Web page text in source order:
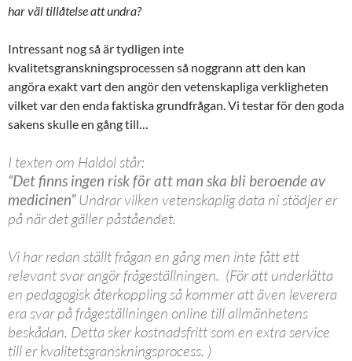
har väl tillåtelse att undra?
Intressant nog så är tydligen inte
kvalitetsgranskningsprocessen så noggrann att den kan
angöra exakt vart den angör den vetenskapliga verkligheten
vilket var den enda faktiska grundfrågan. Vi testar för den goda
sakens skulle en gång till…
I texten om Haldol står:
“Det finns ingen risk för att man ska bli beroende av
medicinen”Undrar vilken vetenskaplig data ni stödjer er
på när det gäller påståendet.
Vi har redan ställt frågan en gång men inte fått ett
relevant svar angör frågeställningen. (För att underlätta
en pedagogisk återkoppling så kommer att även leverera
era svar på frågeställningen online till allmänhetens
beskådan. Detta sker kostnadsfritt som en extra service
till er kvalitetsgranskningsprocess. )